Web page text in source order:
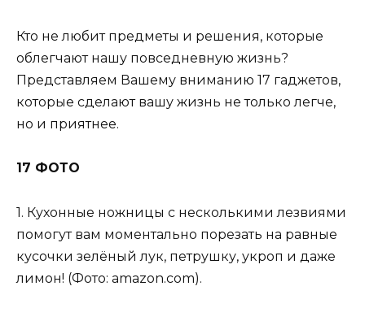
Кто не любит предметы и решения, которые
облегчают нашу повседневную жизнь?
Представляем Вашему вниманию 17 гаджетов,
которые сделают вашу жизнь не только легче,
но и приятнее.
17 ФОТО
1. Кухонные ножницы с несколькими лезвиями
помогут вам моментально порезать на равные
кусочки зелёный лук, петрушку, укроп и даже
лимон! (Фото: amazon.com).